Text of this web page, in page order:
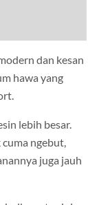
dan kesan
hawa yang
lebih besar.
ngebut,
juga jauh